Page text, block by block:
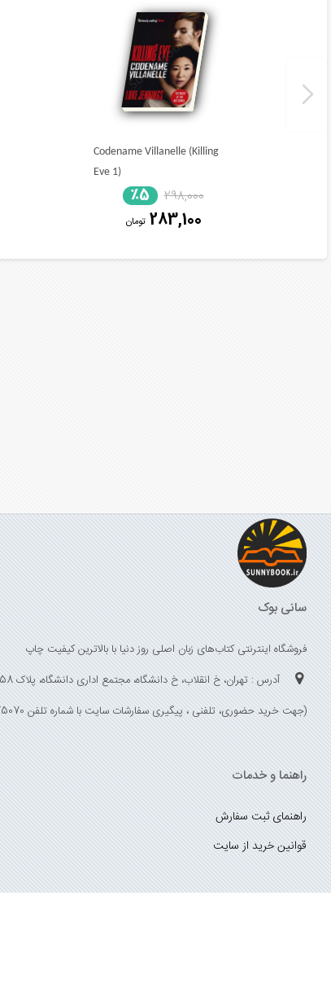
Codename Villanelle (Killing
Eve 1)
298,000
٪5
283,100 تومان
سانی بوک
فروشگاه اینترنتی کتاب‌های زبان اصلی روز دنیا با بالاترین کیفیت چاپ
آدرس : تهران، خ انقلاب، خ دانشگاه، مجتمع اداری دانشگاه، پلاک 158 واحد 3
(جهت خرید حضوری، تلفنی ، پیگیری سفارشات سایت با شماره تلفن 02166175070 تماس حاصل فرمایید)
راهنما و خدمات
راهنمای ثبت سفارش
قوانین خرید از سایت
_